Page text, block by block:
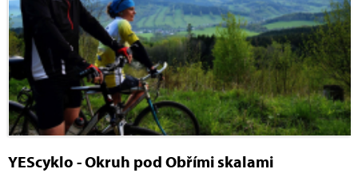
YEScyklo - Okruh pod Obřími skalami